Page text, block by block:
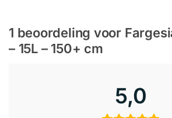
1 beoordeling voor
– 15L – 150+ cm
5,0